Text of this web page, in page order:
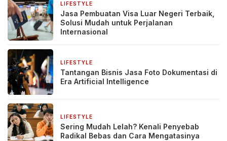
LIFESTYLE
Jasa Pembuatan Visa Luar Negeri Terbaik,
Solusi Mudah untuk Perjalanan
Internasional
LIFESTYLE
Tantangan Bisnis Jasa Foto Dokumentasi di
Era Artificial Intelligence
LIFESTYLE
Sering Mudah Lelah? Kenali Penyebab
Radikal Bebas dan Cara Mengatasinya